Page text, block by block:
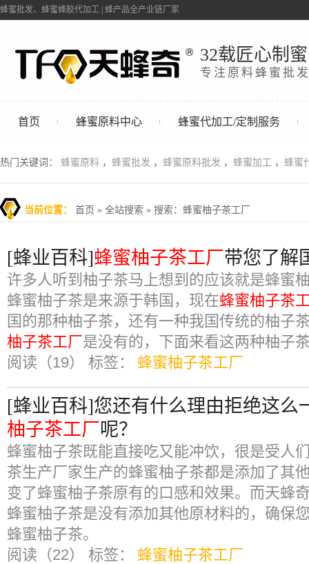
蜂蜜批发、蜂蜜蜂胶代加工 | 蜂产品全产业链厂家
32载匠心制蜜
专注原料蜂蜜批
首页 蜂蜜原料中心 蜂蜜代加工/定制服务
联系我们
热门关键词： 蜂蜜原料 ， 蜂蜜批发 ， 蜂蜜原料批发 ， 蜂蜜加工 ， 蜂蜜
当前位置： 首页 » 全站搜索 » 搜索：蜂蜜柚子茶工厂
[蜂业百科]蜂蜜柚子茶工厂带您了解
许多人听到柚子茶马上想到的应该就是蜂蜜
蜂蜜柚子茶是来源于韩国，现在蜂蜜柚子茶
国的那种柚子茶，还有一种我国传统的柚子
柚子茶工厂是没有的，下面来看这两种柚子
阅读（19） 标签： 蜂蜜柚子茶工厂
[蜂业百科]您还有什么理由拒绝这么
柚子茶工厂呢？
蜂蜜柚子茶既能直接吃又能冲饮，很是受人
茶生产厂家生产的蜂蜜柚子茶都是添加了其
变了蜂蜜柚子茶原有的口感和效果。而天蜂
蜂蜜柚子茶是没有添加其他原材料的，确保
蜂蜜柚子茶。
阅读（22） 标签： 蜂蜜柚子茶工厂